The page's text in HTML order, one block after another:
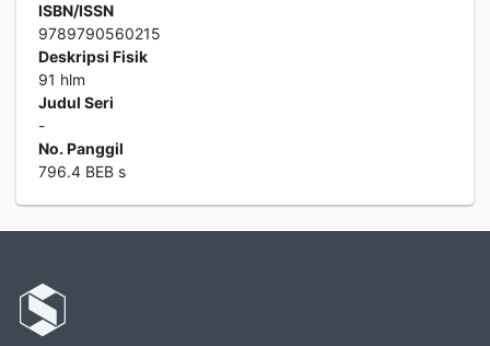
ISBN/ISSN
9789790560215
Deskripsi Fisik
91 hlm
Judul Seri
-
No. Panggil
796.4 BEB s